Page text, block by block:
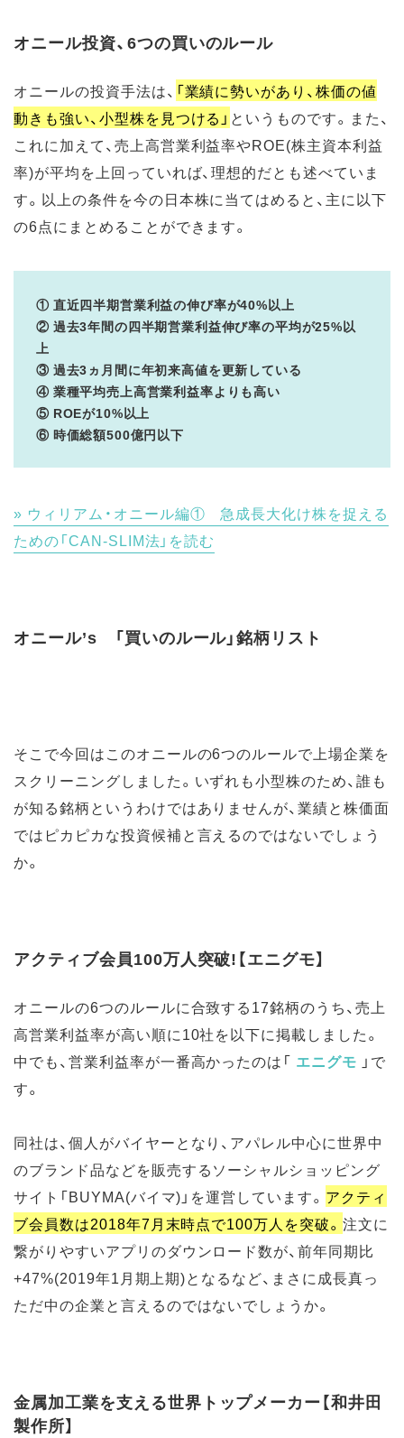
オニール投資、6つの買いのルール
オニールの投資手法は、 「業績に勢いがあり、株価の値
動きも強い、小型株を見つける」 というものです。また、
これに加えて、売上高営業利益率やROE(株主資本利益
率)が平均を上回っていれば、理想的だとも述べていま
す。以上の条件を今の日本株に当てはめると、主に以下
の6点にまとめることができます。
① 直近四半期営業利益の伸び率が40%以上
② 過去3年間の四半期営業利益伸び率の平均が25%以
上
③ 過去3ヵ月間に年初来高値を更新している
④ 業種平均売上高営業利益率よりも高い
⑤ ROEが10%以上
⑥ 時価総額500億円以下
ウィリアム・オニール編① 急成長大化け株を捉える
ための「CAN-SLIM法」を読む
オニール’s 「買いのルール」銘柄リスト
そこで今回はこのオニールの6つのルールで上場企業を
スクリーニングしました。いずれも小型株のため、誰も
が知る銘柄というわけではありませんが、業績と株価面
ではピカピカな投資候補と言えるのではないでしょう
か。
アクティブ会員100万人突破!【エニグモ】
オニールの6つのルールに合致する17銘柄のうち、売上
高営業利益率が高い順に10社を以下に掲載しました。
中でも、営業利益率が一番高かったのは「 エニグモ 」で
す。
同社は、個人がバイヤーとなり、アパレル中心に世界中
のブランド品などを販売するソーシャルショッピング
サイト「BUYMA(バイマ)」を運営しています。 アクティ
ブ会員数は2018年7月末時点で100万人を突破。注文に
繋がりやすいアプリのダウンロード数が、前年同期比
+47%(2019年1月期上期)となるなど、まさに成長真っ
ただ中の企業と言えるのではないでしょうか。
金属加工業を支える世界トップメーカー【和井田
製作所】